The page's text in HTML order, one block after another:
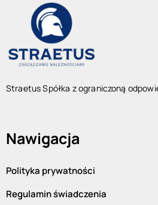
Straetus Spółka z ograniczoną
Nawigacja
Polityka prywatności
Regulamin świadczenia